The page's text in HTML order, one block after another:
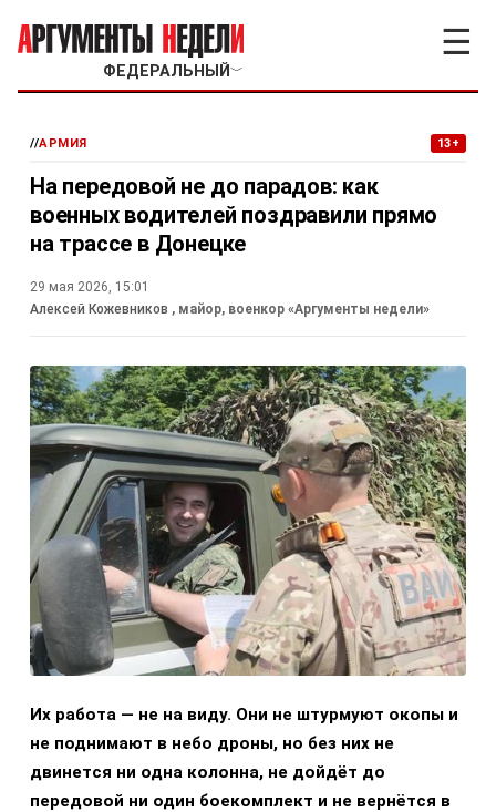
ФЕДЕРАЛЬНЫЙ ﹀
☰
//АРМИЯ 13+
На передовой не до парадов: как
военных водителей поздравили прямо
на трассе в Донецке
29 мая 2026, 15:01
Алексей Кожевников , майор, военкор «Аргументы недели»
Их работа — не на виду. Они не штурмуют окопы и
не поднимают в небо дроны, но без них не
двинется ни одна колонна, не дойдёт до
передовой ни один боекомплект и не вернётся в